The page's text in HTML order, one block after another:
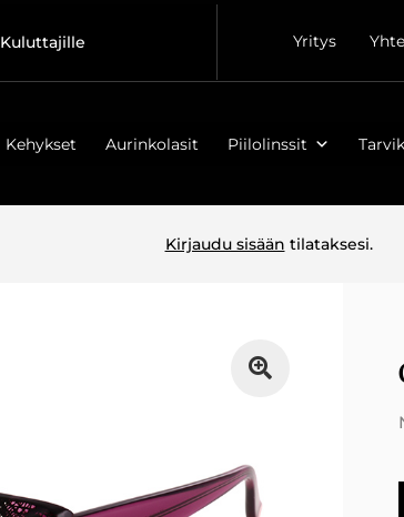
Kuluttajille Yritys
Kehykset Aurinkolasit Piilolinssit
Kirjaudu sisään tilataksesi.